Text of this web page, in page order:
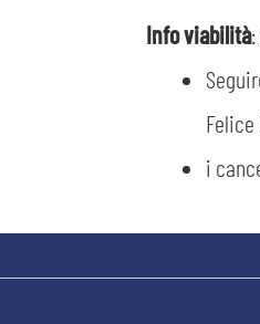
Info viabilità:
Felice
i